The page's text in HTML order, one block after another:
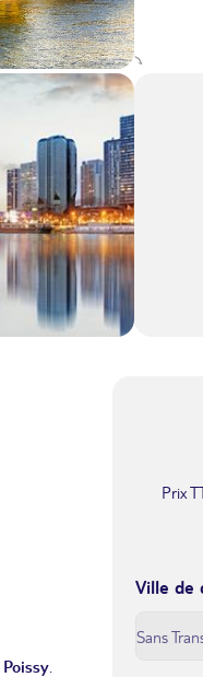
Poissy
Prix
Ville de